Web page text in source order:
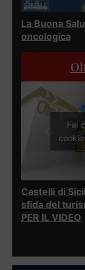
La Buona
oncologica
Fai
Castelli di
sfida del
PER IL VIDEO